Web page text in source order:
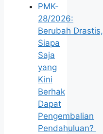
PMK-
28/2026:
Berubah Drastis,
Siapa
Saja
yang
Kini
Berhak
Dapat
Pengembalian
Pendahuluan?